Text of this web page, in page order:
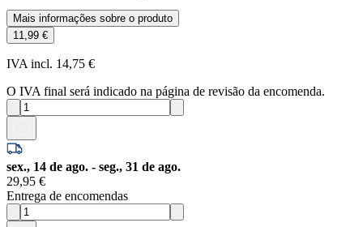
Mais informações sobre o produto
11,99 €
IVA incl. 14,75 €
O IVA final será indicado na página de revisão da encomenda.
sex., 14 de ago. - seg., 31 de ago.
29,95 €
Entrega de encomendas